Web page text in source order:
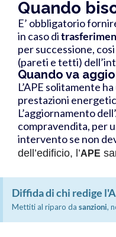
Quando
E’ obbligatorio
in caso di
per successione,
(pareti e tetti)
Quando va
L’APE solitamente
prestazioni
L’aggiornamento
compravendita, per
intervento se non
dell’edificio, l’APE
Diffida di chi redige
Mettiti al riparo da sanzioni,